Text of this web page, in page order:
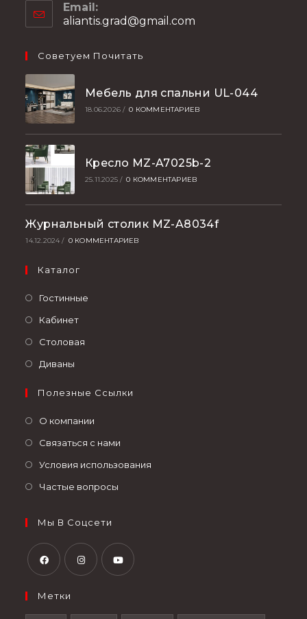
Email:
aliantis.grad@gmail.com
Советуем Почитать
Мебель для спальни UL-044
18.06.2026 / 0 КОММЕНТАРИЕВ
Кресло MZ-A7025b-2
25.11.2025 / 0 КОММЕНТАРИЕВ
Журнальный столик MZ-A8034f
14.12.2024 / 0 КОММЕНТАРИЕВ
Каталог
Гостинные
Кабинет
Столовая
Диваны
Полезные Ссылки
О компании
Связаться с нами
Условия использования
Частые вопросы
Мы В Соцсети
Метки